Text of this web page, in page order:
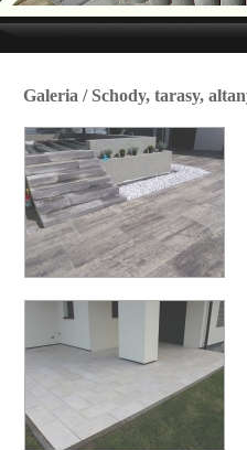
Galeria / Schody, tarasy,